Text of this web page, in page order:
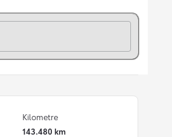
Kilometre
143.480 km